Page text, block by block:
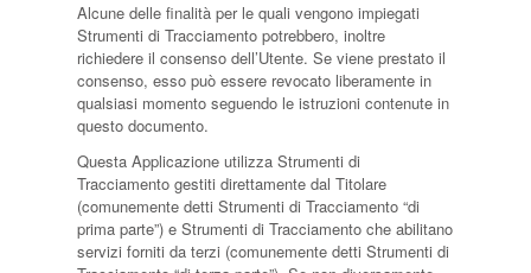
Alcune delle finalità per le quali vengono impiegati
Strumenti di Tracciamento potrebbero, inoltre
richiedere il consenso dell’Utente. Se viene prestato il
consenso, esso può essere revocato liberamente in
qualsiasi momento seguendo le istruzioni contenute in
questo documento.
Questa Applicazione utilizza Strumenti di
Tracciamento gestiti direttamente dal Titolare
(comunemente detti Strumenti di Tracciamento “di
prima parte”) e Strumenti di Tracciamento che abilitano
servizi forniti da terzi (comunemente detti Strumenti di